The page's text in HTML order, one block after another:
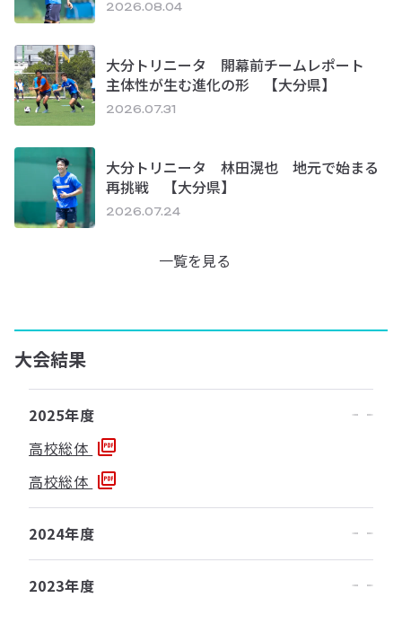
2026.08.04
大分トリニータ 開幕前チームレポート
主体性が生む進化の形 【大分県】
2026.07.31
大分トリニータ 林田滉也 地元で始まる
再挑戦 【大分県】
2026.07.24
一覧を見る
大会結果
2025年度
高校総体
高校総体
2024年度
2023年度